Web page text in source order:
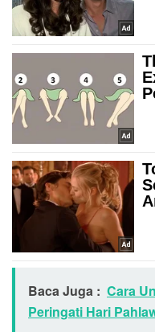
Baca Juga : Cara
Peringati Hari